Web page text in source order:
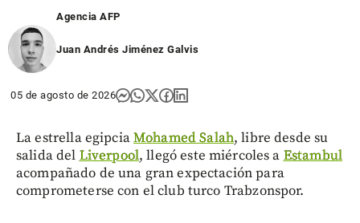
Agencia AFP
Juan Andrés Jiménez Galvis
05 de agosto de 2026
La estrella egipciaMohamed Salah, libre desde su
salida delLiverpool, llegó este miércoles aEstambul
acompañado de una gran expectación para
comprometerse con el club turco Trabzonspor.